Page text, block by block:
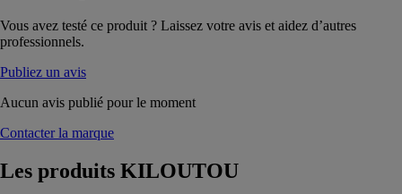
Vous avez testé ce produit ? Laissez votre avis et aidez d’autres
professionnels.
Publiez un avis
Aucun avis publié pour le moment
Contacter la marque
Les produits KILOUTOU